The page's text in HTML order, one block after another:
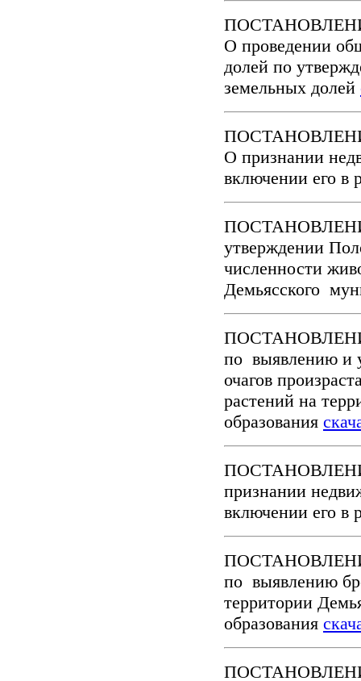
О проведении
долей по
земельных долей
О признании
включении его в
утверждении
численности
Демьясского
по выявлению и
очагов
растений на
образования
признании
включении его в
по выявлению
территории
образования